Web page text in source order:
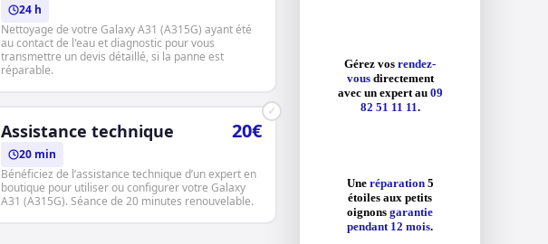
24 h
Nettoyage de votre Galaxy A31 (A315G) ayant été
au contact de l'eau et diagnostic pour vous
transmettre un devis détaillé, si la panne est
réparable.
✓
Assistance technique 20€
20 min
Bénéficiez de l’assistance technique d’un expert en
boutique pour utiliser ou configurer votre Galaxy
A31 (A315G). Séance de 20 minutes renouvelable.
Gérez vosrendez-
vousdirectement
avec un expert au 09
82 51 11 11.
Une réparation5
étoiles aux petits
oignonsgarantie
pendant 12 mois.